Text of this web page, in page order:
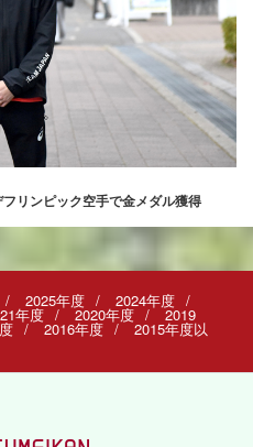
リンピック空手で金メダル獲得
2025年度 2024年度
年度 2020年度 2019
2016年度 2015年度以